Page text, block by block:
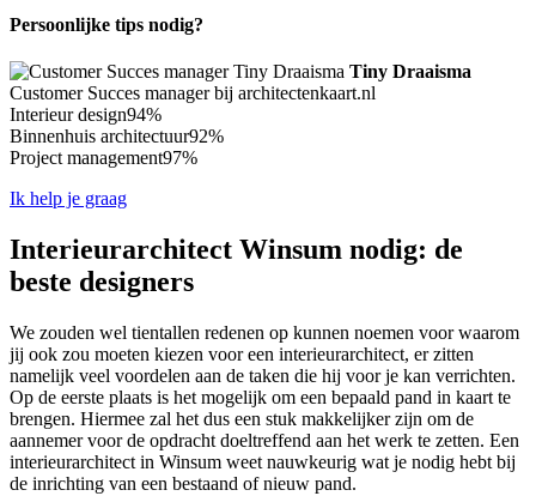
Persoonlijke tips nodig?
Tiny Draaisma
Customer Succes manager bij architectenkaart.nl
Interieur design94%
Binnenhuis architectuur92%
Project management97%
Ik help je graag
Interieurarchitect Winsum nodig: de
beste designers
We zouden wel tientallen redenen op kunnen noemen voor waarom
jij ook zou moeten kiezen voor een interieurarchitect, er zitten
namelijk veel voordelen aan de taken die hij voor je kan verrichten.
Op de eerste plaats is het mogelijk om een bepaald pand in kaart te
brengen. Hiermee zal het dus een stuk makkelijker zijn om de
aannemer voor de opdracht doeltreffend aan het werk te zetten. Een
interieurarchitect in Winsum weet nauwkeurig wat je nodig hebt bij
de inrichting van een bestaand of nieuw pand.